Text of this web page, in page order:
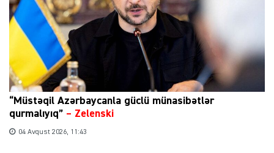
“Müstəqil Azərbaycanla güclü münasibətlər
qurmalıyıq” – Zelenski
04 Avqust 2026, 11:43